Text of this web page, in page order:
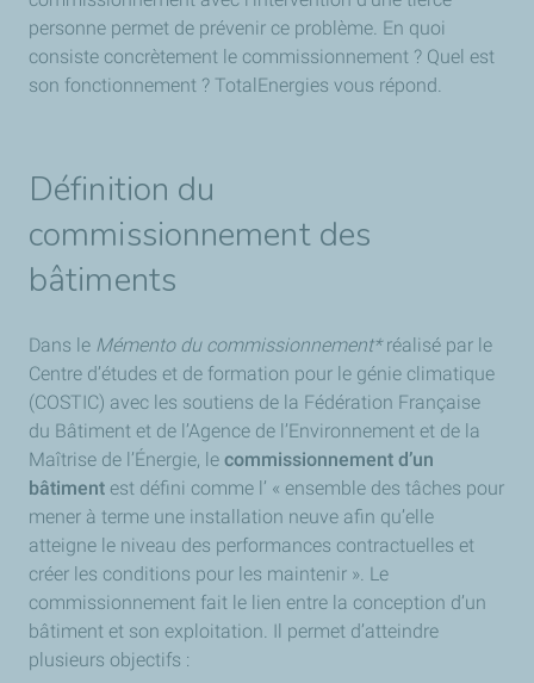
personne permet de prévenir ce problème. En quoi
consiste concrètement le commissionnement ? Quel est
son fonctionnement ? TotalEnergies vous répond.
Définition du
commissionnement des
bâtiments
Dans le Mémento du commissionnement*réalisé par le
Centre d’études et de formation pour le génie climatique
(COSTIC) avec les soutiens de la Fédération Française
du Bâtiment et de l’Agence de l’Environnement et de la
Maîtrise de l’Énergie, le commissionnement d’un
bâtiment est défini comme l’ « ensemble des tâches pour
mener à terme une installation neuve afin qu’elle
atteigne le niveau des performances contractuelles et
créer les conditions pour les maintenir ». Le
commissionnement fait le lien entre la conception d’un
bâtiment et son exploitation. Il permet d’atteindre
plusieurs objectifs :